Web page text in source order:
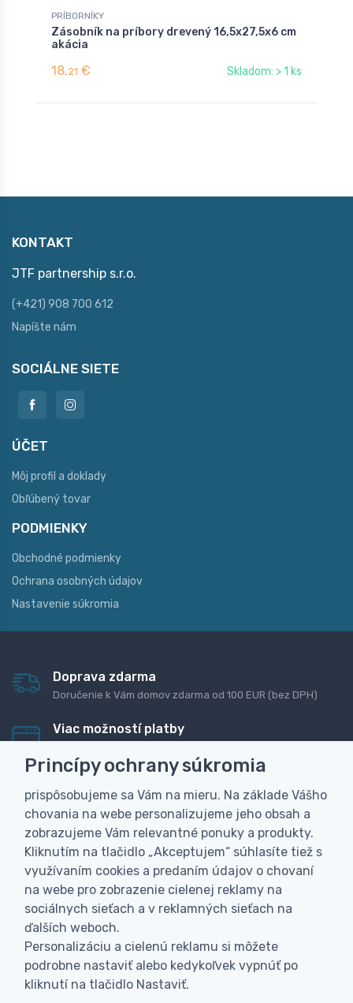
PRÍBORNÍKY
Zásobník na príbory drevený 16,5x27,5x6 cm
akácia
18,21 € Skladom: > 1 ks
KONTAKT
JTF partnership s.r.o.
(+421) 908 700 612
Napíšte nám
SOCIÁLNE SIETE
ÚČET
Môj profil a doklady
Obľúbený tovar
PODMIENKY
Obchodné podmienky
Ochrana osobných údajov
Nastavenie súkromia
Doprava zdarma
Doručenie k Vám domov zdarma od 100 EUR (bez DPH)
Viac možností platby
dobierku
Personalizácia
Vyrobíme Vám vlastný originálny darček
Skúsenosť
Široký sortiment, z ktorého Vám pomôžeme vybrať
Princípy ochrany súkromia
prispôsobujeme sa Vám na mieru. Na základe Vášho
chovania na webe personalizujeme jeho obsah a
zobrazujeme Vám relevantné ponuky a produkty.
Kliknutím na tlačidlo „Akceptujem“ súhlasíte tiež s
využívaním cookies a predaním údajov o chovaní
na webe pro zobrazenie cielenej reklamy na
sociálnych sieťach a v reklamných sieťach na
ďalších weboch.
Personalizáciu a cielenú reklamu si môžete
podrobne nastaviť alebo kedykoľvek vypnúť po
kliknutí na tlačidlo Nastaviť.